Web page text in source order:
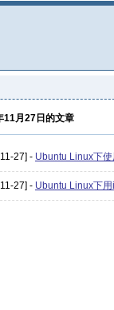
11月27日的文章
27] - Ubuntu Linux下
27] - Ubuntu Linux下